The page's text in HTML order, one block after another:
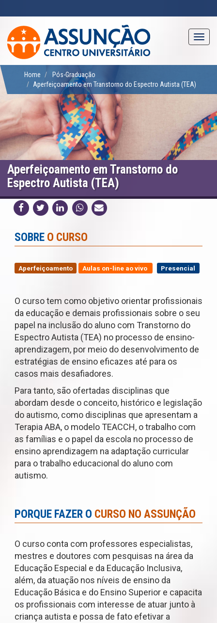
conteúdo
principal
Home
Pós-Graduação
Aperfeiçoamento em Transtorno do Espectro Autista (TEA)
Aperfeiçoamento em Transtorno do
Espectro Autista (TEA)
SOBRE O CURSO
Aperfeiçoamento Aulas on-line ao vivo Presencial
O curso tem como objetivo orientar profissionais
da educação e demais profissionais sobre o seu
papel na inclusão do aluno com Transtorno do
Espectro Autista (TEA) no processo de ensino-
aprendizagem, por meio do desenvolvimento de
estratégias de ensino eficazes até para os
casos mais desafiadores.
Para tanto, são ofertadas disciplinas que
abordam desde o conceito, histórico e legislação
do autismo, como disciplinas que apresentam a
Terapia ABA, o modelo TEACCH, o trabalho com
as famílias e o papel da escola no processo de
ensino aprendizagem na adaptação curricular
para o trabalho educacional do aluno com
autismo.
PORQUE FAZER O CURSO NO ASSUNÇÃO
O curso conta com professores especialistas,
mestres e doutores com pesquisas na área da
Educação Especial e da Educação Inclusiva,
além, da atuação nos níveis de ensino da
Educação Básica e do Ensino Superior e capacita
os profissionais com interesse de atuar junto à
criança autista e possa de fato efetivar a